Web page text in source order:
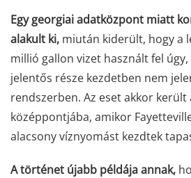
Egy georgiai adatközpont miatt
alakult ki, miután kiderült, hogy a
millió gallon vizet használt fel
jelentős része kezdetben nem
rendszerben. Az eset akkor került
középpontjába, amikor
alacsony víznyomást kezdtek
A történet újabb példája annak,